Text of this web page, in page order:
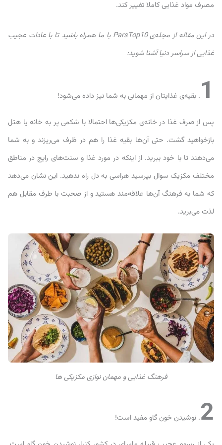
مصرف مواد غذایی کاملا تغییر کند.
در این مقاله از مجله‌ی ParsTop10 با ما همراه باشید تا با عادات عجیب
غذایی از سراسر دنیا آشنا شوید:
1 . بقیه‌ی غذایتان از مهمانی به شما نیز داده می‌شود!
پس از صرف غذا در خانه‌ی مکزیکی‌ها احتمالا با شکمی پر به خانه یا هتل
بازخواهید گشت. حتی آن‌ها بقیه غذا را هم در ظرف می‌ریزند و به شما
می‌دهند تا با خود ببرید. از اینکه در مورد غذا و سنت‌های رایج در مناطق
مختلف مکزیک سوال بپرسید هراسی به دل راه ندهید. این نشان می‌دهد
که شما به فرهنگ آن‌ها علاقه‌مند هستید و از صحبت با طرف مقابل هم
لذت می‌برید.
فرهنگ غذایی و مهمان نوازی مکزیکی ها
2. نوشیدن خون گاو مفید است!